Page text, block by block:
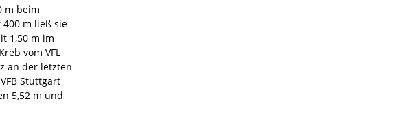
m beim
400 m ließ sie
1,50 m im
vom VFL
an der letzten
Stuttgart
5,52 m und